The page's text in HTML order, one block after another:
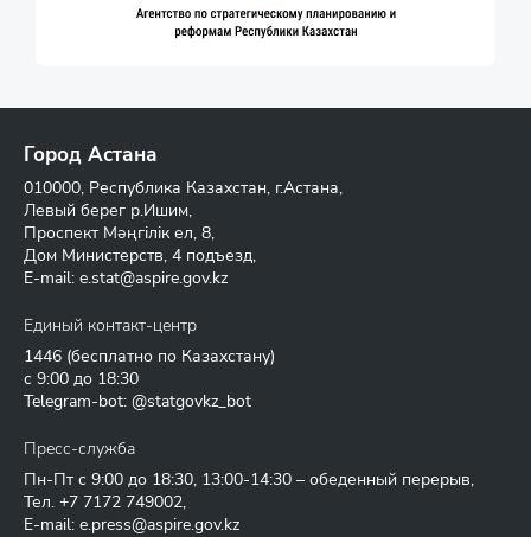
Город Астана
010000, Республика Казахстан, г.Астана,
Левый берег р.Ишим,
Проспект Мәңгілік ел, 8,
Дом Министерств, 4 подъезд,
E-mail: e.stat@aspire.gov.kz
Единый контакт-центр
1446 (бесплатно по Казахстану)
с 9:00 до 18:30
Telegram-bot: @statgovkz_bot
Пресс-служба
Пн-Пт с 9:00 до 18:30, 13:00-14:30 – обеденный перерыв,
Тел. +7 7172 749002,
E-mail: e.press@aspire.gov.kz